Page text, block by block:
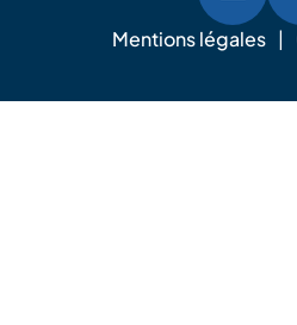
Mentions légales